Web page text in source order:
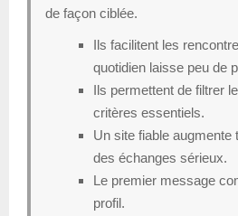
de façon ciblée.
Ils facilitent les
quotidien laisse peu de
Ils permettent de filtrer
critères essentiels.
Un site fiable
des échanges sérieux.
Le premier message
profil.